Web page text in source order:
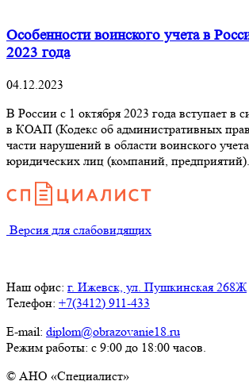
Особенности воинского учета в
2023 года
04.12.2023
В России с 1 октября 2023 года вступает в
в КОАП (Кодекс об административных
части нарушений в области воинского
юридических лиц (компаний, предприятий).
Версия для слабовидящих
Наш офис: г. Ижевск, ул. Пушкинская 268Ж
Телефон: +7(3412) 911-433
E-mail: diplom@obrazovanie18.ru
Режим работы: с 9:00 до 18:00 часов.
© АНО «Специалист»